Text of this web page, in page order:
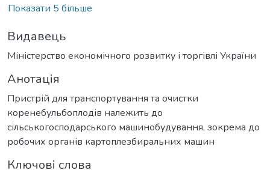
Показати 5 більше
Видавець
Міністерство економічного розвитку і торгівлі України
Анотація
Пристрій для транспортування та очистки
коренебульбоплодів належить до
сільськогосподарського машинобудування, зокрема до
робочих органів картоплезбиральних машин
Ключові слова